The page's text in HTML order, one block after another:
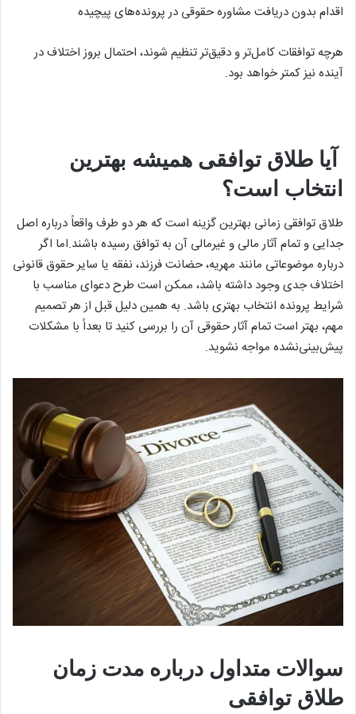
اقدام بدون دریافت مشاوره حقوقی در پرونده‌های پیچیده
هرچه توافقات کامل‌تر و دقیق‌تر تنظیم شوند، احتمال بروز اختلاف در
آینده نیز کمتر خواهد بود.
آیا طلاق توافقی همیشه بهترین
انتخاب است؟
طلاق توافقی زمانی بهترین گزینه است که هر دو طرف واقعاً درباره اصل
جدایی و تمام آثار مالی و غیرمالی آن به توافق رسیده باشند.اما اگر
درباره موضوعاتی مانند مهریه، حضانت فرزند، نفقه یا سایر حقوق قانونی
اختلاف جدی وجود داشته باشد، ممکن است طرح دعوای مناسب با
شرایط پرونده انتخاب بهتری باشد. به همین دلیل قبل از هر تصمیم
مهم، بهتر است تمام آثار حقوقی آن را بررسی کنید تا بعداً با مشکلات
پیش‌بینی‌نشده مواجه نشوید.
سوالات متداول درباره مدت زمان
طلاق توافقی